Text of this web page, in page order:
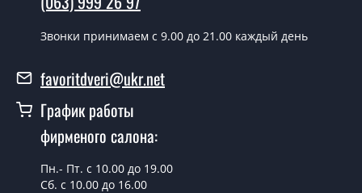
Фаворит производится согласно очереди, во все дни
кроме воскресенья.
Techno-47-slider?
Стоимость установки дверей Techno-47-slider - от
1800 грн.
Можно на сегодня вызвать
замерщика?
Звонки принимаем c 9.00 до 21.00 каждый день
favoritdveri@ukr.net
График работы
фирменого салона:
Пн.- Пт. с 10.00 до 19.00
Сб. с 10.00 до 16.00